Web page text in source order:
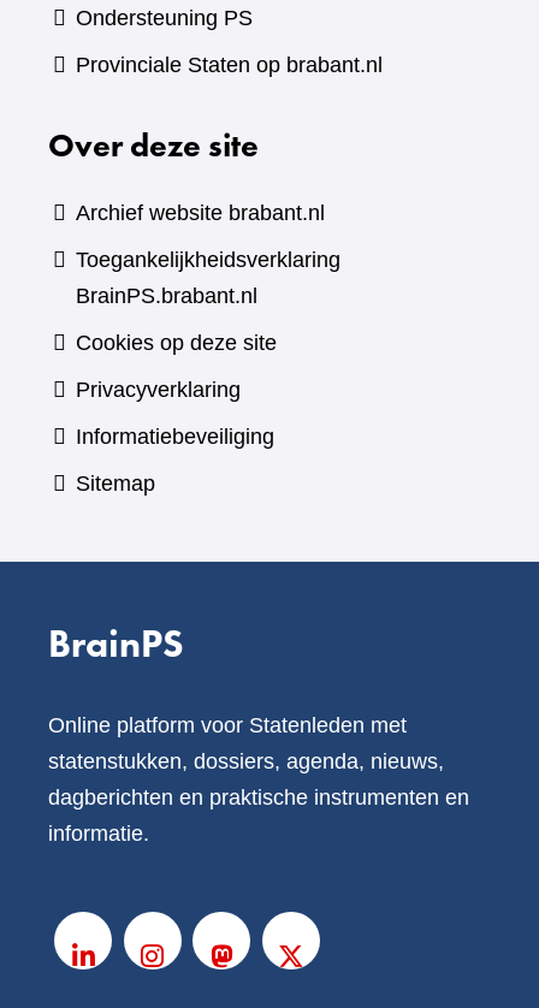
Ondersteuning PS
Provinciale Staten op brabant.nl
Over deze site
Archief website brabant.nl
Toegankelijkheidsverklaring
BrainPS.brabant.nl
Cookies op deze site
Privacyverklaring
Informatiebeveiliging
Sitemap
BrainPS
Online platform voor Statenleden met
statenstukken, dossiers, agenda, nieuws,
dagberichten en praktische instrumenten en
informatie.